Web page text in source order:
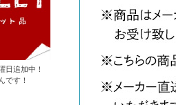
日追加中！
です！